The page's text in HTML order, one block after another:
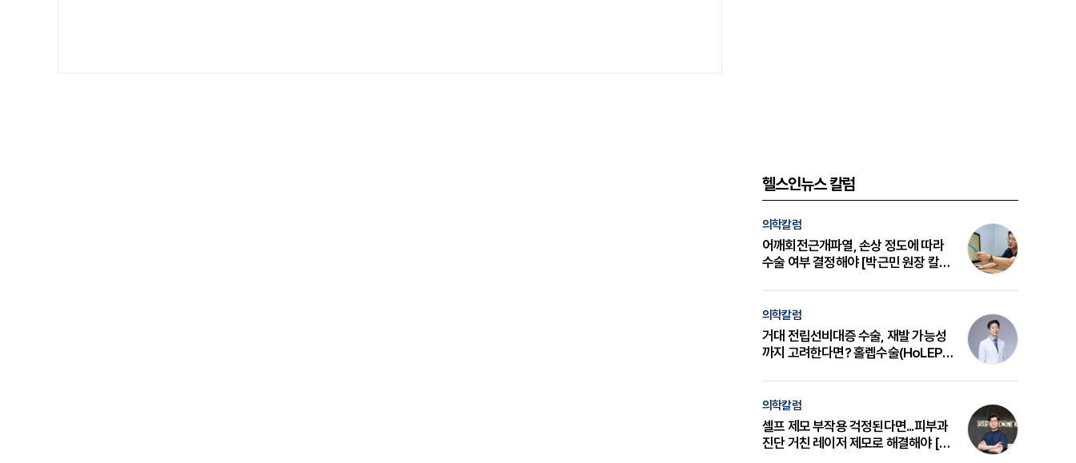
헬스인뉴스 칼럼
의학칼럼
어깨회전근개파열, 손상 정도에 따라
수술 여부 결정해야 [박근민 원장 칼
의학칼럼
거대 전립선비대증 수술, 재발 가능성
까지 고려한다면? 홀렙수술(HoLEP)
의학칼럼
셀프 제모 부작용 걱정된다면...피부과
진단 거친 레이저 제모로 해결해야 [변